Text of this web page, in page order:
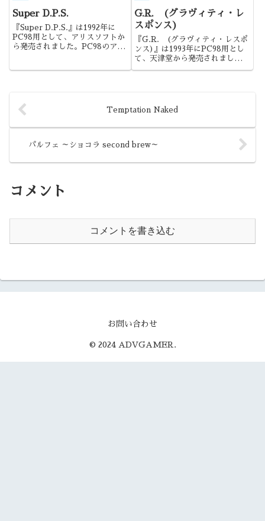
もありましたが、ストーリーもグ
ラフィックも優れた作品でした...
Super D.P.S.
『Super D.P.S.』は1992年に
PC98用として、アリスソフトか
ら発売されました。PC98のアダ
G.R. (グラヴィティ・レ
スポンス)
『G.R. (グラヴィティ・レスポ
ンス)』は1993年にPC98用とし
て、天津堂から発売されました。
ょうか。
Temptation Naked
パルフェ ～ショコラ second brew～
コメント
コメントを書き込む
お問い合わせ
© 2024 ADVGAMER.